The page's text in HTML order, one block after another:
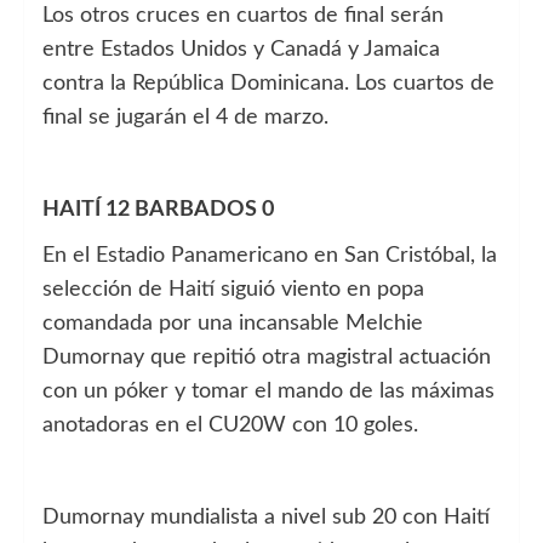
Los otros cruces en cuartos de final serán
entre Estados Unidos y Canadá y Jamaica
contra la República Dominicana. Los cuartos de
final se jugarán el 4 de marzo.
HAITÍ 12 BARBADOS 0
En el Estadio Panamericano en San Cristóbal, la
selección de Haití siguió viento en popa
comandada por una incansable Melchie
Dumornay que repitió otra magistral actuación
con un póker y tomar el mando de las máximas
anotadoras en el CU20W con 10 goles.
Dumornay mundialista a nivel sub 20 con Haití